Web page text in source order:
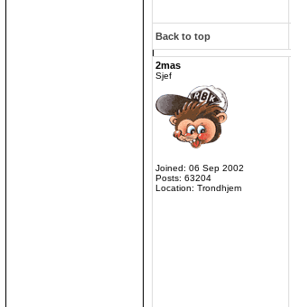
Back to top
2mas
Sjef
Joined: 06 Sep 2002
Posts: 63204
Location: Trondhjem